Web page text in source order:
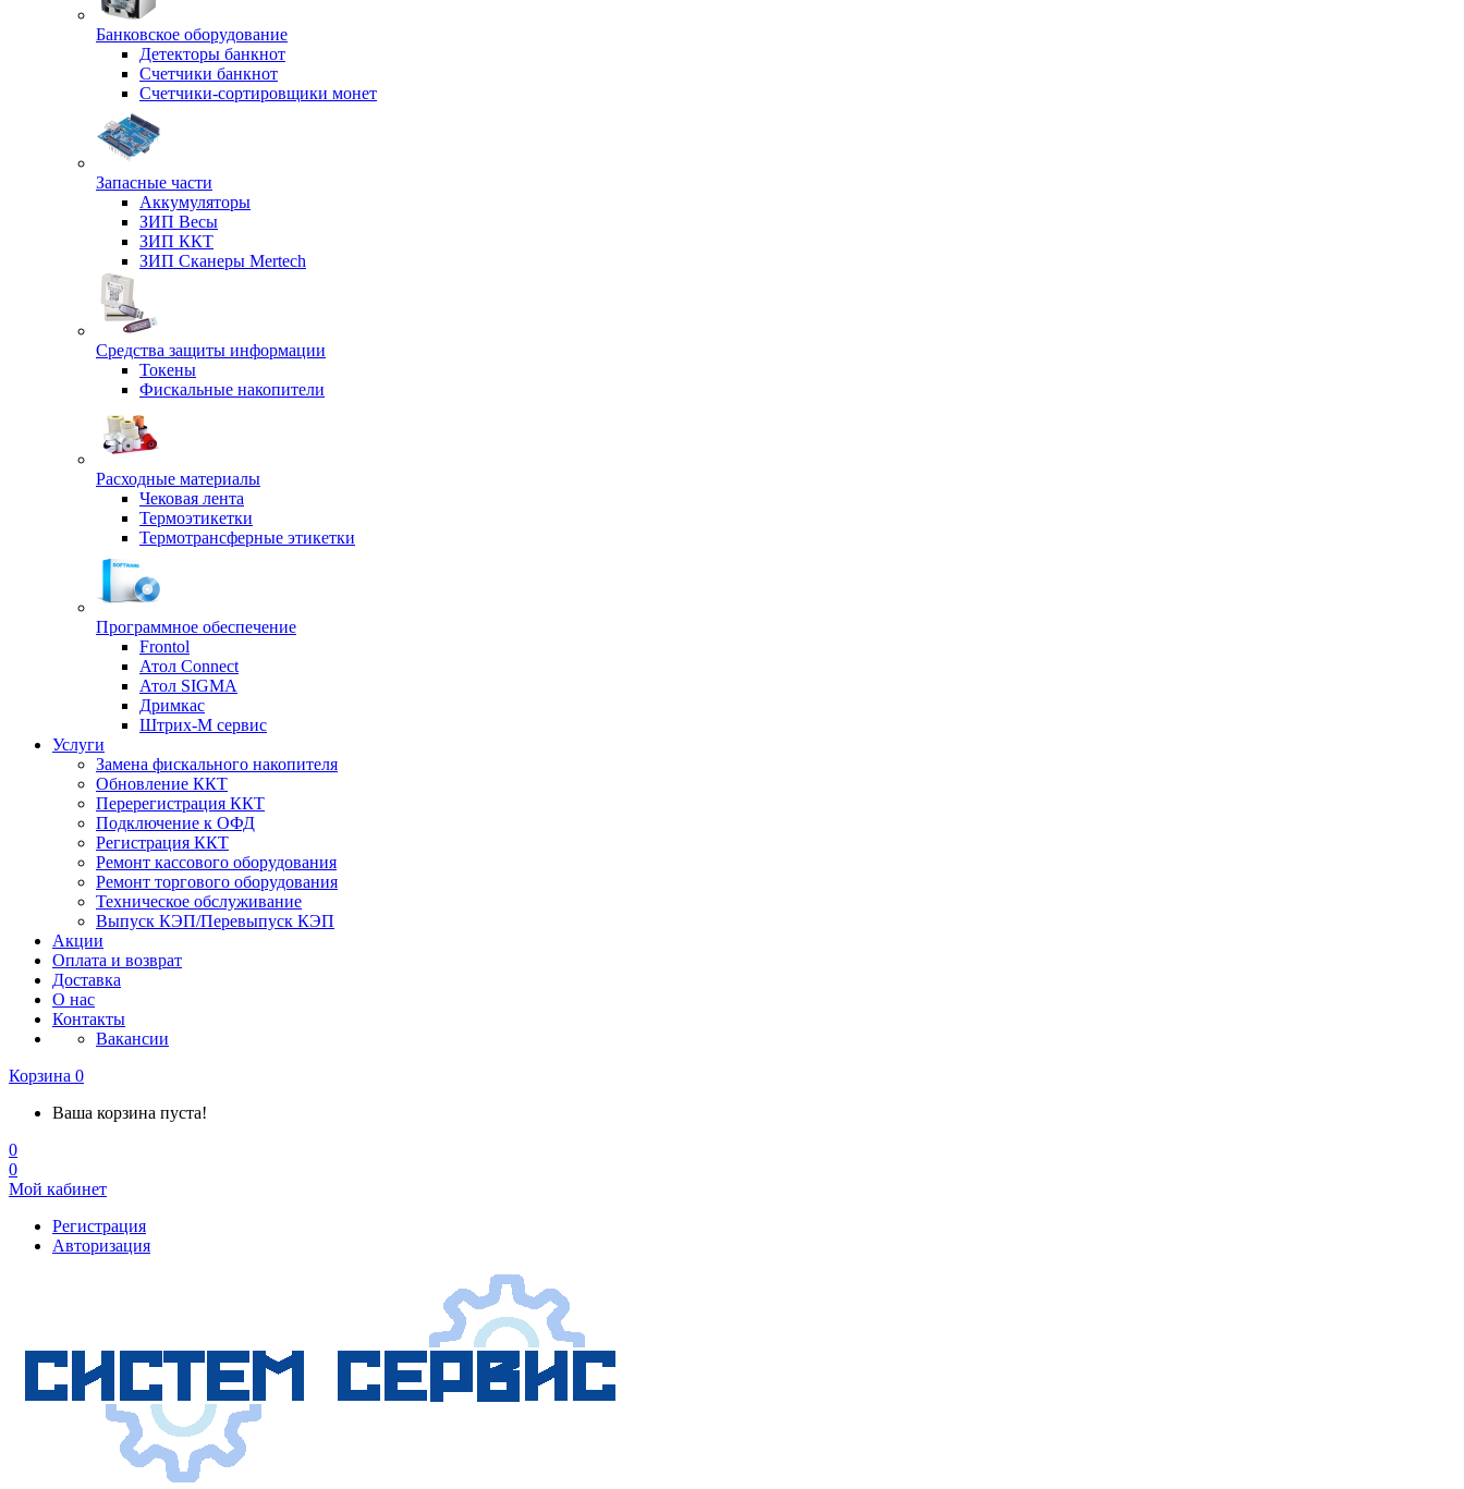
Банковское оборудование
Детекторы банкнот
Счетчики банкнот
Счетчики-сортировщики монет
Запасные части
Аккумуляторы
ЗИП Весы
ЗИП ККТ
ЗИП Сканеры Mertech
Средства защиты информации
Токены
Фискальные накопители
Расходные материалы
Чековая лента
Термоэтикетки
Термотрансферные этикетки
Программное обеспечение
Frontol
Атол Connect
Атол SIGMA
Дримкас
Штрих-М сервис
Услуги
Замена фискального накопителя
Обновление ККТ
Перерегистрация ККТ
Подключение к ОФД
Регистрация ККТ
Ремонт кассового оборудования
Ремонт торгового оборудования
Техническое обслуживание
Выпуск КЭП/Перевыпуск КЭП
Акции
Оплата и возврат
Доставка
О нас
Контакты
Вакансии
Корзина 0
Ваша корзина пуста!
0
0
Мой кабинет
Регистрация
Авторизация